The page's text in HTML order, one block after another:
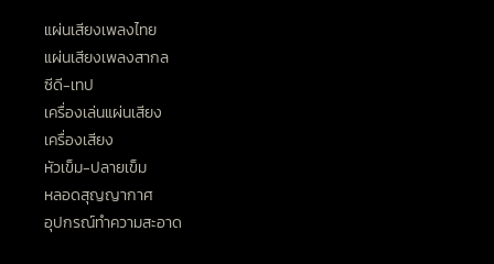
แผ่นเสียงเพลงไทย
แผ่นเสียงเพลงสากล
ซีดี-เทป
เครื่องเล่นแผ่นเสียง
เครื่องเสียง
หัวเข็ม-ปลายเข็ม
หลอดสุญญากาศ
อุปกรณ์ทำความสะอาด